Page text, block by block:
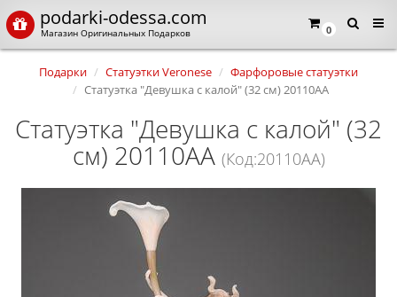
0
podarki-odessa.com
Магазин Оригинальных Подарков
Подарки Статуэтки Veronese
Фарфоровые статуэтки
Статуэтка "Девушка с калой" (32 см) 20110AA
Статуэтка "Девушка с калой" (32
см) 20110AA (Код:20110AA)